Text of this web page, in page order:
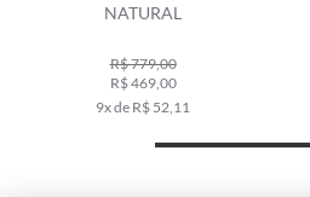
NATURAL
R$ 779,00
R$ 469,00
9x de R$ 52,11